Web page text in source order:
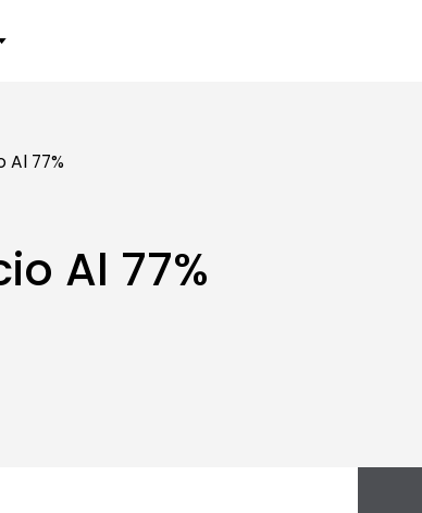
Al 77%
Al 77%